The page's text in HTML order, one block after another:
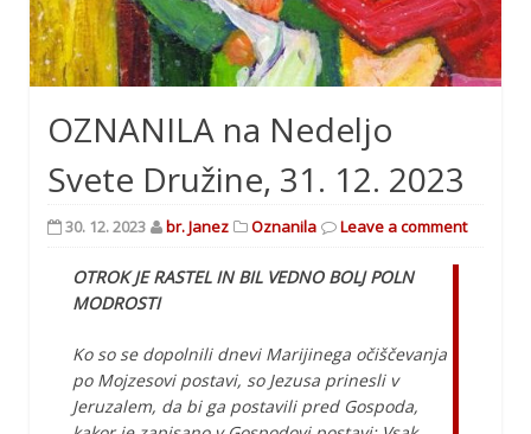
OZNANILA na Nedeljo
Svete Družine, 31. 12. 2023
30. 12. 2023 br. Janez Oznanila Leave a comment
OTROK JE RASTEL IN BIL VEDNO BOLJ POLN
MODROSTI
Ko so se dopolnili dnevi Marijinega očiščevanja
po Mojzesovi postavi, so Jezusa prinesli v
Jeruzalem, da bi ga postavili pred Gospoda,